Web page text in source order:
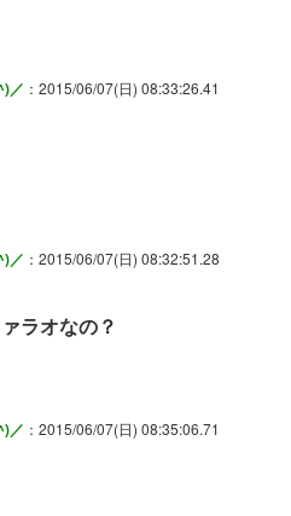
／ ：2015/06/07(日) 08:33:26.41
／ ：2015/06/07(日) 08:32:51.28
ラオなの？
／ ：2015/06/07(日) 08:35:06.71